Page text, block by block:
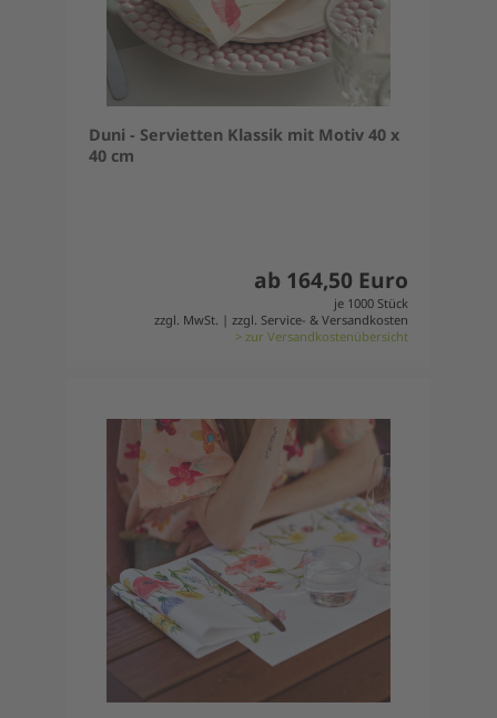
Duni - Servietten Klassik mit Motiv 40 x
40 cm
ab 164,50 Euro
je 1000 Stück
zzgl. MwSt. | zzgl. Service- & Versandkosten
> zur Versandkostenübersicht